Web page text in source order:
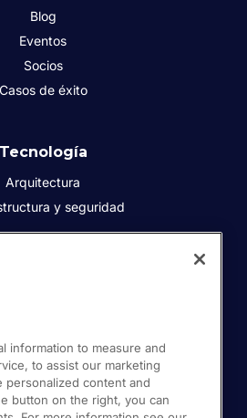
Blog
Eventos
Socios
Casos de éxito
Tecnología
Arquitectura
y seguridad
Prensa
Empleos
/ Portal de clientes
information to measure and
to assist our marketing
personalized content and
button on the right, you can